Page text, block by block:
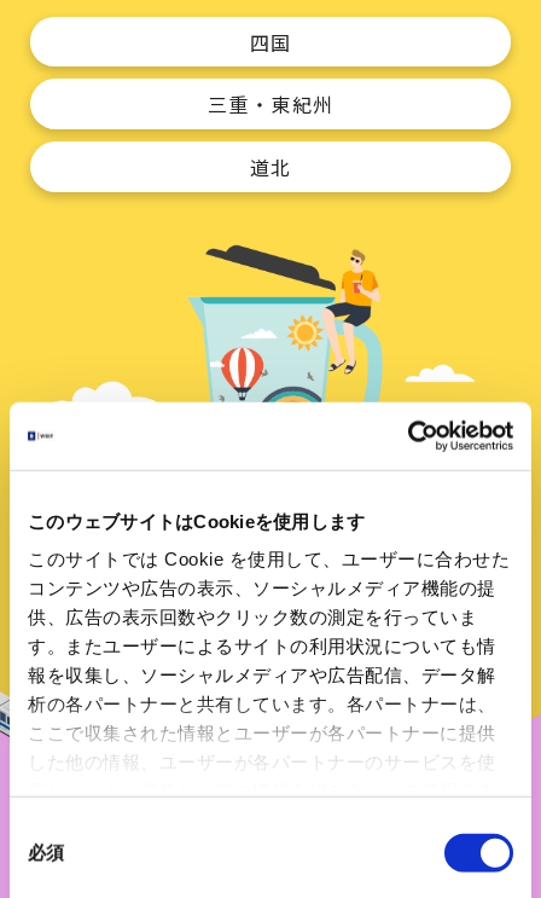
このウェブサイトはCookieを使用します
このサイトでは Cookie を使用して、ユーザーに合わせた
コンテンツや広告の表示、ソーシャルメディア機能の提
供、広告の表示回数やクリック数の測定を行っていま
す。またユーザーによるサイトの利用状況についても情
報を収集し、ソーシャルメディアや広告配信、データ解
析の各パートナーと共有しています。各パートナーは、
ここで収集された情報とユーザーが各パートナーに提供
した他の情報、ユーザーが各パートナーのサービスを使
ッキーに同意したことになります。
必須
四国
三重・東紀州
道北